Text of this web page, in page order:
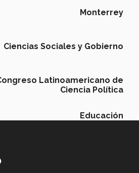
Monterrey
Ciencias Sociales y Gobierno
Latinoamericano de
Ciencia Política
Educación